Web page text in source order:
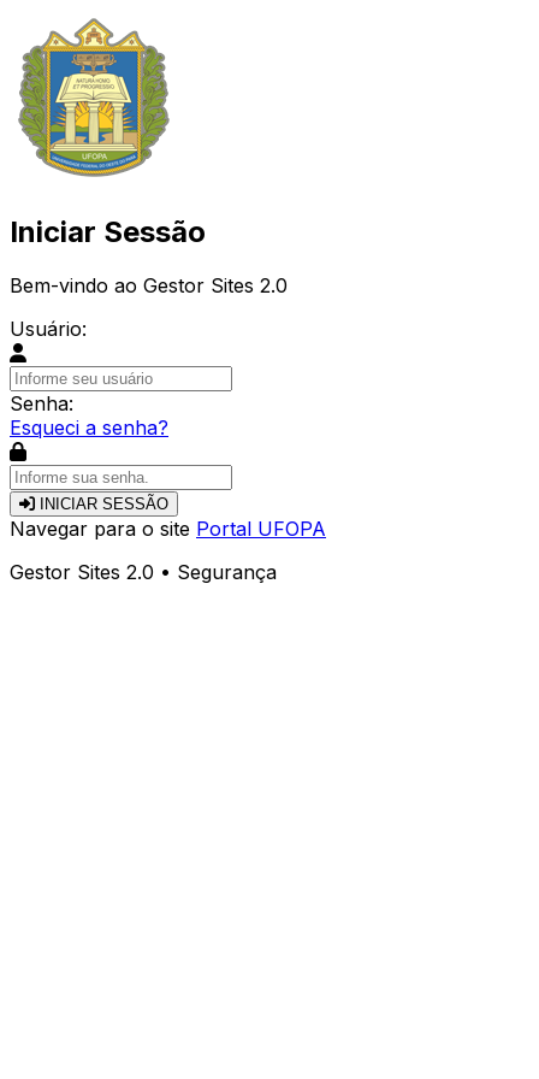
Iniciar Sessão
Bem-vindo ao Gestor Sites 2.0
Usuário:
Senha:
Esqueci a senha?
INICIAR SESSÃO
Navegar para o site Portal UFOPA
Gestor Sites 2.0 • Segurança